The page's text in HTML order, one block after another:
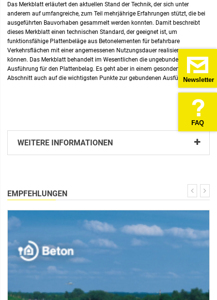
Newsletter
FAQ
Das Merkblatt erläutert den aktuellen Stand der Technik, der sich unter
anderem auf umfangreiche, zum Teil mehrjährige Erfahrungen stützt, die bei
ausgeführten Bauvorhaben gesammelt werden konnten. Damit beschreibt
dieses Merkblatt einen technischen Standard, der geeignet ist, um
funktionsfähige Plattenbeläge aus Betonelementen für befahrbare
Verkehrsflächen mit einer angemessenen Nutzungsdauer realisieren zu
können. Das Merkblatt behandelt im Wesentlichen die ungebundene
Ausführung für den Plattenbelag. Es geht aber in einem gesonderten
Abschnitt auch auf die wichtigsten Punkte zur gebundenen Ausführung ein.
WEITERE INFORMATIONEN
EMPFEHLUNGEN